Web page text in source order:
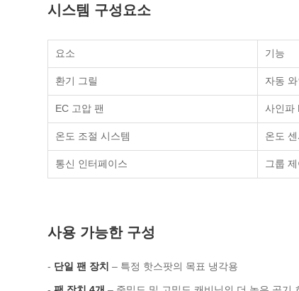
시스템 구성요소
요소 기능
환기 그릴 자동
EC 고압 팬 사인파
온도 조절 시스템 온도
통신 인터페이스 그룹
사용 가능한 구성
- 단일 팬 장치 – 특정 핫스팟의 목표 냉각용